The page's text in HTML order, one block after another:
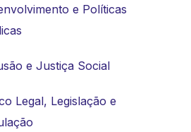
e Políticas
e Justiça Social
Legal, Legislação e